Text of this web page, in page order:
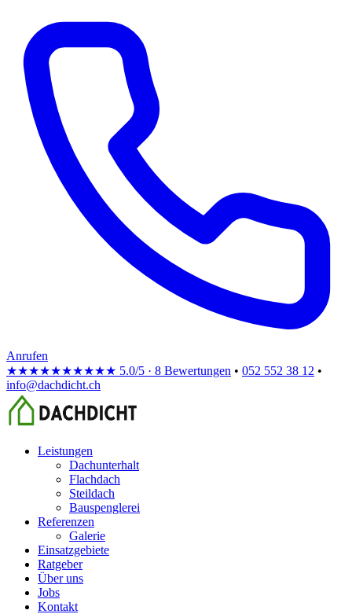
Anrufen
★★★★★★★★★★ 5.0/5 · 8 Bewertungen • 052 552 38 12 •
info@dachdicht.ch
Leistungen
Dachunterhalt
Flachdach
Steildach
Bauspenglerei
Referenzen
Galerie
Einsatzgebiete
Ratgeber
Über uns
Jobs
Kontakt